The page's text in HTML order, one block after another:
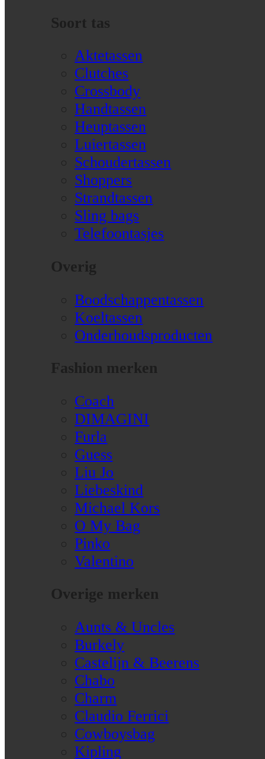
Soort tas
Aktetassen
Clutches
Crossbody
Handtassen
Heuptassen
Luiertassen
Schoudertassen
Shoppers
Strandtassen
Sling bags
Telefoontasjes
Overig
Boodschappentassen
Koeltassen
Onderhoudsproducten
Fashion merken
Coach
DIMAGINI
Furla
Guess
Liu Jo
Liebeskind
Michael Kors
O My Bag
Pinko
Valentino
Overige merken
Aunts & Uncles
Burkely
Castelijn & Beerens
Chabo
Charm
Claudio Ferrici
Cowboysbag
Kipling